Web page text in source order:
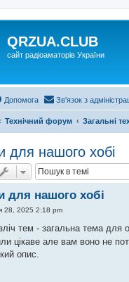
QRZUA.CLUB
сайт радіоаматорів України
Допомога Зв'язок з
Технічний форум Загальні
для нашого хобі
для нашого хобі
28, 2025 2:18 pm
тем - загальна тема для
цікаве але вам воно не
опис.